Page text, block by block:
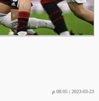
2023-03-23 | 08:05 م